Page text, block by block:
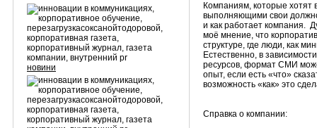
новини
Компаниям, которые хотят
выполняющими свои
и как работает компания.
моё мнение, что
структуре, где люди, как
Естественно, в
ресурсов, формат СМИ
опыт, если есть «что»
возможность «как» это
Справка о компании: